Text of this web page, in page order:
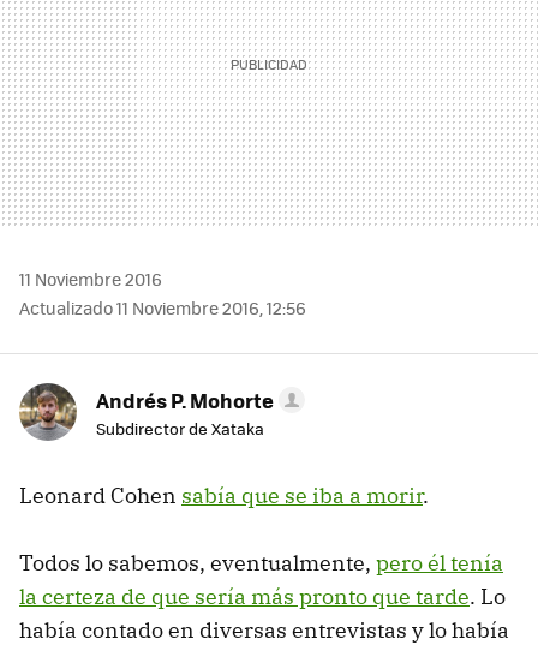
11 Noviembre 2016
Actualizado 11 Noviembre 2016, 12:56
Andrés P. Mohorte
Subdirector de Xataka
Leonard Cohen sabía que se iba a morir.
Todos lo sabemos, eventualmente, pero él tenía
la certeza de que sería más pronto que tarde. Lo
había contado en diversas entrevistas y lo había